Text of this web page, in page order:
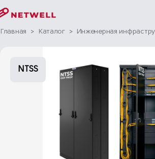
Главная > Каталог > Инженерная
NTSS